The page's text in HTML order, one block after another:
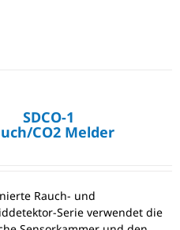
SDCO-1
CO2 Melder
Rauch- und
Serie verwendet die